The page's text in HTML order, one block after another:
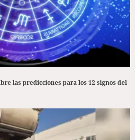
las predicciones para los 12 signos del